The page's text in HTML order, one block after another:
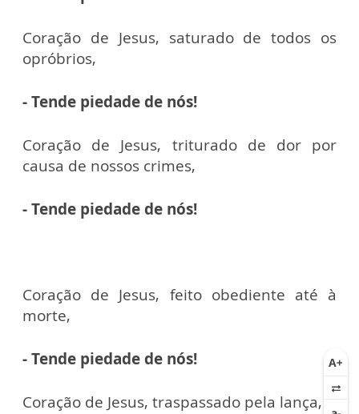
Coração de Jesus, saturado de todos os
opróbrios,
- Tende piedade de nós!
Coração de Jesus, triturado de dor por
causa de nossos crimes,
- Tende piedade de nós!
Coração de Jesus, feito obediente até à
morte,
- Tende piedade de nós!
Coração de Jesus, traspassado pela lança,